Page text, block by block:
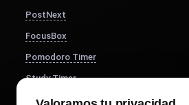
PostNext
FocusBox
Pomodoro Timer
Study Timer
DesignerBox